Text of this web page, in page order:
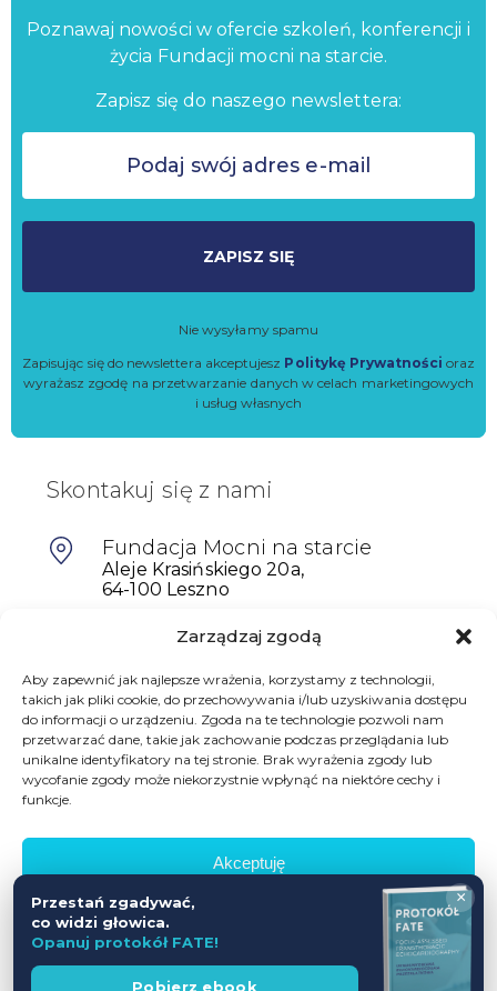
Zarządzaj zgodą
Aby zapewnić jak najlepsze wrażenia, korzystamy z technologii,
takich jak pliki cookie, do przechowywania i/lub uzyskiwania dostępu
do informacji o urządzeniu. Zgoda na te technologie pozwoli nam
przetwarzać dane, takie jak zachowanie podczas przeglądania lub
unikalne identyfikatory na tej stronie. Brak wyrażenia zgody lub
wycofanie zgody może niekorzystnie wpłynąć na niektóre cechy i
funkcje.
Akceptuję
Zobacz preferencje
Poznawaj nowości w ofercie szkoleń, konferencji i
życia Fundacji mocni na starcie.
Zapisz się do naszego newslettera:
ZAPISZ SIĘ
Nie wysyłamy spamu
Zapisując się do newslettera akceptujesz Politykę Prywatności oraz
wyrażasz zgodę na przetwarzanie danych w celach marketingowych
i usług własnych
Skontakuj się z nami
Fundacja Mocni na starcie
Aleje Krasińskiego 20a,
64-100 Leszno
601698402
biuro@mocninastarcie.pl
Wszelkie prawa zastrzeżone
Polityka prywatności Regulamin promocji
Wesprzyj
×
Przestań zgadywać,
co widzi głowica.
Opanuj protokół FATE!
Pobierz ebook